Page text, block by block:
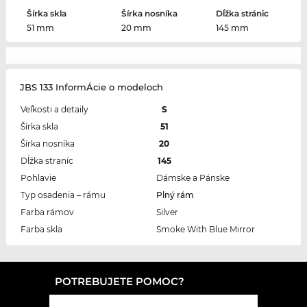
Šírka skla
51 mm
Šírka nosníka
20 mm
Dĺžka stránic
145 mm
JBS 133 InformÁcie o modeloch
Veľkosti a detaily
S
Šírka skla
51
Šírka nosníka
20
Dĺžka straníc
145
Pohlavie
Dámske a Pánske
Typ osadenia – rámu
Plný rám
Farba rámov
Silver
Farba skla
Smoke With Blue Mirror
POTREBUJETE POMOC?